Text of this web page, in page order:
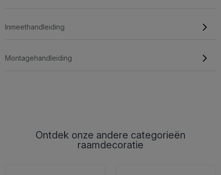
Inmeethandleiding
Montagehandleiding
Ontdek onze andere categorieën
raamdecoratie